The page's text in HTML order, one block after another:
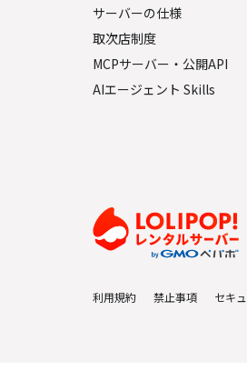
サーバーの仕様
取次店制度
MCPサーバー・公開API
AIエージェント Skills
利用規約 禁止事項 セキ